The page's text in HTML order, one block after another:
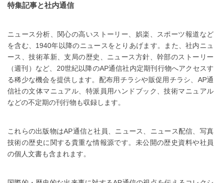
特集記事と社内通信
ニュース分析、関心の高いストーリー、娯楽、スポーツ報道など
を含む、1940年以降のニュースをとりあげます。また、社内ニュ
ース、技術革新、支局の歴史、ニュース方針、幹部のストーリー
（週刊）など、20世紀以降のAP通信社内定期刊行物へアクセスす
る稀少な機会を提供します。配布用チラシや販促用チラシ、AP通
信社の文体マニュアル、特派員用ハンドブック、技術マニュアル
などの不定期の刊行物も収録します。
これらの出版物はAP通信と社員、ニュース、ニュース配信、写真
技術の歴史に関する貴重な情報源です。未公開の歴史資料や社員
の個人文書も含まれます。